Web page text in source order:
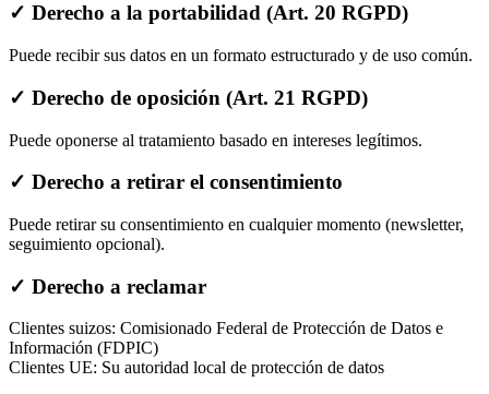
✓ Derecho a la portabilidad (Art. 20 RGPD)
Puede recibir sus datos en un formato estructurado y de uso común.
✓ Derecho de oposición (Art. 21 RGPD)
Puede oponerse al tratamiento basado en intereses legítimos.
✓ Derecho a retirar el consentimiento
Puede retirar su consentimiento en cualquier momento (newsletter,
seguimiento opcional).
✓ Derecho a reclamar
Clientes suizos: Comisionado Federal de Protección de Datos e
Información (FDPIC)
Clientes UE: Su autoridad local de protección de datos